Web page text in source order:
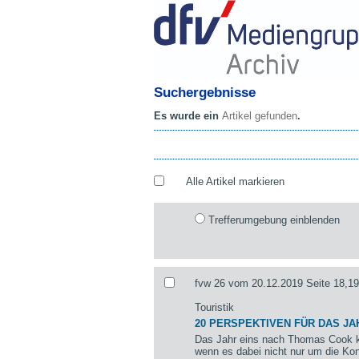
Suchergebnisse
Es wurde ein Artikel gefunden.
Alle Artikel markieren
Trefferumgebung einblenden
fvw 26 vom 20.12.2019 Seite
Touristik
20 PERSPEKTIVEN FÜR DAS
Das Jahr eins nach Thomas Cook
wenn es dabei nicht nur um die